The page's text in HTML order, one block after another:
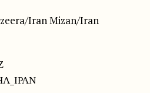
Iran Mizan/Iran